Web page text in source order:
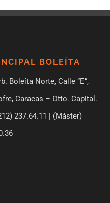
BOLEÍTA
Boleíta Norte, Calle “E”,
Caracas – Dtto. Capital.
237.64.11 | (Máster)